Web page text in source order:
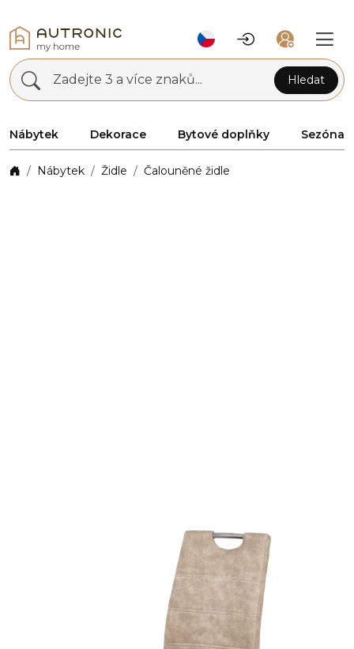
Zadejte 3 a více znaků... Hledat
Nábytek Dekorace Bytové doplňky Sezóna
Nábytek Židle Čalouněné židle